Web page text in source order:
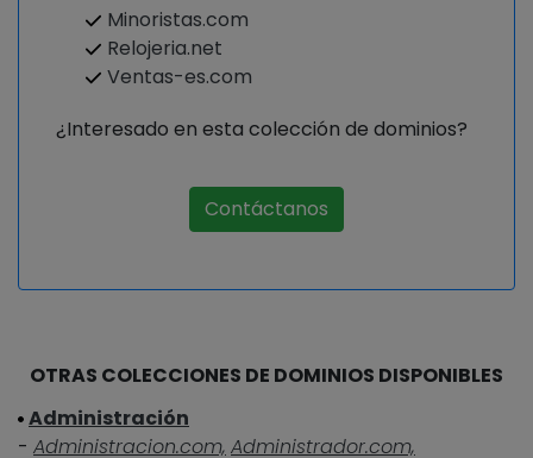
Minoristas.com
Relojeria.net
Ventas-es.com
¿Interesado en esta colección de dominios?
Contáctanos
OTRAS COLECCIONES DE DOMINIOS DISPONIBLES
Administración
- Administracion.com, Administrador.com,